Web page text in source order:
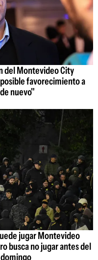
del Montevideo City
favorecimiento a
nuevo"
jugar Montevideo
busca no jugar antes del